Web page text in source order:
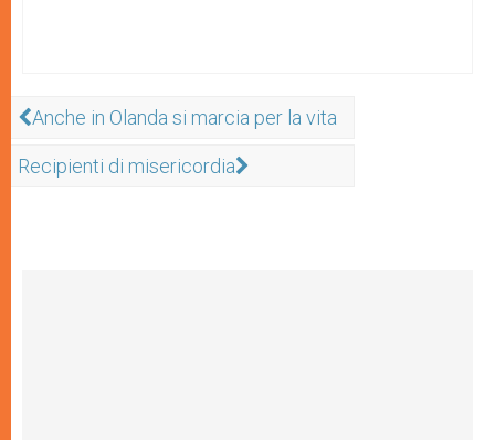
Anche in Olanda si marcia per la vita
Recipienti di misericordia